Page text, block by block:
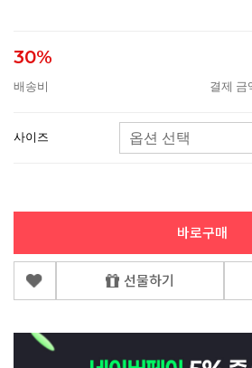
30%
배송비
결제 금
사이즈
바로구매
선물하기